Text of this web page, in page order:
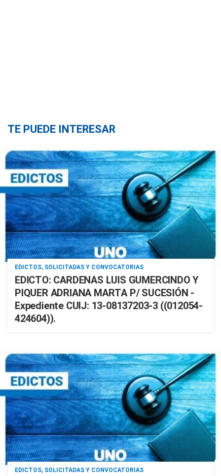
TE PUEDE INTERESAR
EDICTOS, SOLICITADAS Y CONVOCATORIAS
EDICTO: CARDENAS LUIS GUMERCINDO Y
PIQUER ADRIANA MARTA P/ SUCESIÓN -
Expediente CUIJ: 13-08137203-3 ((012054-
424604)).
EDICTOS, SOLICITADAS Y CONVOCATORIAS